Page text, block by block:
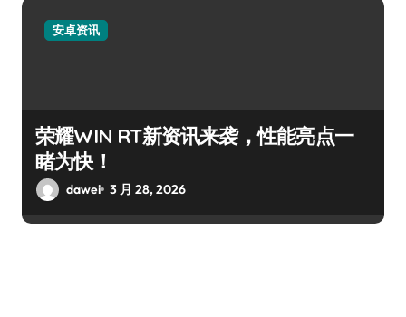
安卓资讯
荣耀WIN RT新资讯来袭，性能亮点一
睹为快！
dawei 3 月 28, 2026